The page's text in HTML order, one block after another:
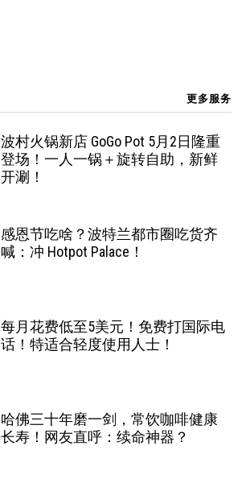
更多服务
波村火锅新店 GoGo Pot 5月2日隆重
登场！一人一锅＋旋转自助，新鲜
开涮！
感恩节吃啥？波特兰都市圈吃货齐
喊：冲 Hotpot Palace！
每月花费低至5美元！免费打国际电
话！特适合轻度使用人士！
哈佛三十年磨一剑，常饮咖啡健康
长寿！网友直呼：续命神器？